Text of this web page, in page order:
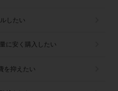
したい
に安く購入したい
を抑えたい